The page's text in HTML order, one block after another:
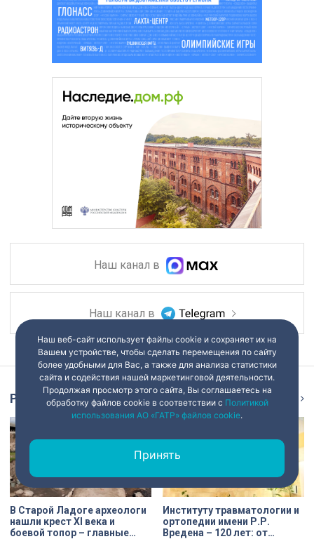
Наш канал в
Наш канал в
Репортаж
В Старой Ладоге археологи
нашли крест XI века и
боевой топор – главные
Институту травматологии и
ортопедии имени Р.Р.
Вредена – 120 лет: от
Наш веб-сайт использует файлы cookie и сохраняет их на
Вашем устройстве, чтобы сделать перемещения по сайту
более удобными для Вас, а также для анализа статистики
сайта и содействия нашей маркетинговой деятельности.
Продолжая просмотр этого сайта, Вы соглашаетесь на
обработку файлов cookie в соответствии с Политикой
использования АО «ГАТР» файлов cookie.
Принять